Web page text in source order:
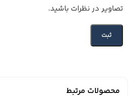
تصاویر در نظرات باشید.
محصولات مرتبط